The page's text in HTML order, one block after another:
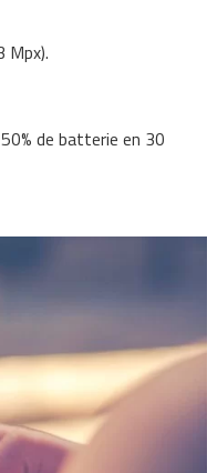
Mpx).
de batterie en 30